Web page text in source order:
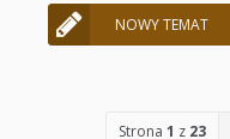
NOWY TEMAT
Strona 1 z 23